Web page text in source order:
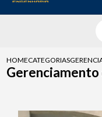
HOMECATEGORIAS
Gerenciamento